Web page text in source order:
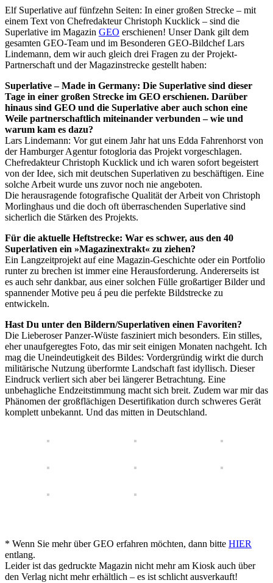
Elf Superlative auf fünfzehn Seiten: In einer großen Strecke – mit
einem Text von Chefredakteur Christoph Kucklick – sind die
Superlative im Magazin GEO erschienen! Unser Dank gilt dem
gesamten GEO-Team und im Besonderen GEO-Bildchef Lars
Lindemann, dem wir auch gleich drei Fragen zu der Projekt-
Partnerschaft und der Magazinstrecke gestellt haben:
Superlative – Made in Germany: Die Superlative sind dieser
Tage in einer großen Strecke im GEO erschienen. Darüber
hinaus sind GEO und die Superlative aber auch schon eine
Weile partnerschaftlich miteinander verbunden – wie und
warum kam es dazu?
Lars Lindemann: Vor gut einem Jahr hat uns Edda Fahrenhorst von
der Hamburger Agentur fotogloria das Projekt vorgeschlagen.
Chefredakteur Christoph Kucklick und ich waren sofort begeistert
von der Idee, sich mit deutschen Superlativen zu beschäftigen. Eine
solche Arbeit wurde uns zuvor noch nie angeboten.
Die herausragende fotografische Qualität der Arbeit von Christoph
Morlinghaus und die doch oft überraschenden Superlative sind
sicherlich die Stärken des Projekts.
Für die aktuelle Heftstrecke: War es schwer, aus den 40
Superlativen ein »Magazinextrakt« zu ziehen?
Ein Langzeitprojekt auf eine Magazin-Geschichte oder ein Portfolio
runter zu brechen ist immer eine Herausforderung. Andererseits ist
es auch sehr dankbar, aus einer solchen Fülle großartiger Bilder und
spannender Motive peu á peu die perfekte Bildstrecke zu
entwickeln.
Hast Du unter den Bildern/Superlativen einen Favoriten?
Die Lieberoser Panzer-Wüste fasziniert mich besonders. Ein stilles,
eher unaufgeregtes Foto, das mir seit einigen Monaten nachgeht. Ich
mag die Uneindeutigkeit des Bildes: Vordergründig wirkt die durch
militärische Nutzung überformte Landschaft fast idyllisch. Dieser
Eindruck verliert sich aber bei längerer Betrachtung. Eine
unbehagliche Endzeitstimmung macht sich breit. Zudem war mir das
Phänomen der großflächigen Desertifikation durch schweres Gerät
komplett unbekannt. Und das mitten in Deutschland.
* Wenn Sie mehr über GEO erfahren möchten, dann bitte HIER
entlang.
Leider ist das gedruckte Magazin nicht mehr am Kiosk auch über
den Verlag nicht mehr erhältlich – es ist schlicht ausverkauft!